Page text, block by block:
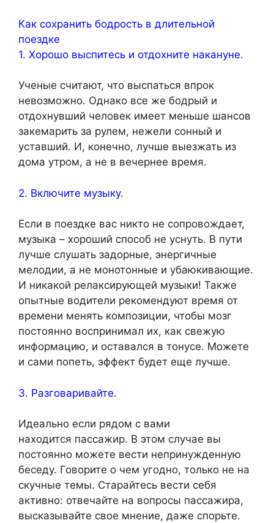
Как сохранить бодрость в длительной
поездке
1. Хорошо выспитесь и отдохните накануне.
Ученые считают, что выспаться впрок
невозможно. Однако все же бодрый и
отдохнувший человек имеет меньше шансов
закемарить за рулем, нежели сонный и
уставший. И, конечно, лучше выезжать из
дома утром, а не в вечернее время.
2. Включите музыку.
Если в поездке вас никто не сопровождает,
музыка – хороший способ не уснуть. В пути
лучше слушать задорные, энергичные
мелодии, а не монотонные и убаюкивающие.
И никакой релаксирующей музыки! Также
опытные водители рекомендуют время от
времени менять композиции, чтобы мозг
постоянно воспринимал их, как свежую
информацию, и оставался в тонусе. Можете
и сами попеть, эффект будет еще лучше.
3. Разговаривайте.
Идеально если рядом с вами
находится пассажир. В этом случае вы
постоянно можете вести непринужденную
беседу. Говорите о чем угодно, только не на
скучные темы. Старайтесь вести себя
активно: отвечайте на вопросы пассажира,
высказывайте свое мнение, даже спорьте.